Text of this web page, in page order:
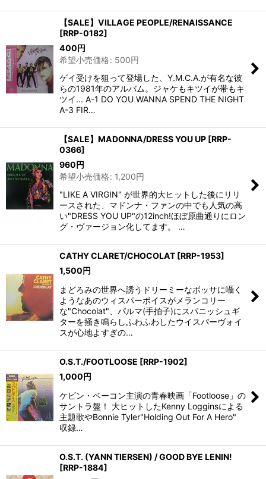
【SALE】VILLAGE PEOPLE/RENAISSANCE
[RRP-0182]
400円
希望小売価格: 500円
ゲイ受けを狙って登場した、Y.M.C.A.が有名な彼
らの1981年のアルバム。ジャケもキツイが帯もキ
ツイ... A-1 DO YOU WANNA SPEND THE NIGHT
A-3 FIR…
【SALE】MADONNA/DRESS YOU UP [RRP-
0366]
960円
希望小売価格: 1,200円
"LIKE A VIRGIN" が世界的大ヒットした後にリリ
ースされた、マドンナ・ファンの中でも人気の高
い"DRESS YOU UP"の12inch!ほぼ原曲通りにロン
グ・ヴァージョン化してます。 …
CATHY CLARET/CHOCOLAT [RRP-1953]
1,500円
まどろみの世界へ誘うドリーミーなボッサに囁く
ようなあのウィスパーボイスがメランコリー
な"Chocolat"、パルマ(手拍子)にスパニッシュギ
ターを掻き鳴らしふわふわしたウイスパーヴォイ
スが心地よすぎの…
O.S.T./FOOTLOOSE [RRP-1902]
1,000円
ケビン・ベーコン主演の青春映画「Footloose」の
サントラ盤！ 大ヒットしたKenny Logginsによる
主題歌やBonnie Tyler"Holding Out For A Hero"
収録…
O.S.T. (YANN TIERSEN) / GOOD BYE LENIN!
[RRP-1884]